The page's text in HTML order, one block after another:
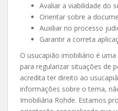
Avaliar a viabilidade do
Orientar sobre a
Auxiliar no processo
Garantir a correta
O usucapião imobiliário é
para regularizar situações de
acredita ter direito ao
informações sobre o tema,
Imobiliária Rohde. Estamos